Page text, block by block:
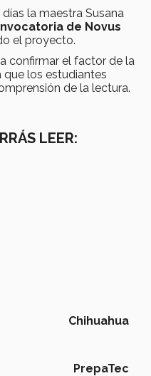
la maestra Susana
de Novus
el proyecto.
confirmar el factor de la
los estudiantes
de la lectura.
LEER:
Chihuahua
PrepaTec